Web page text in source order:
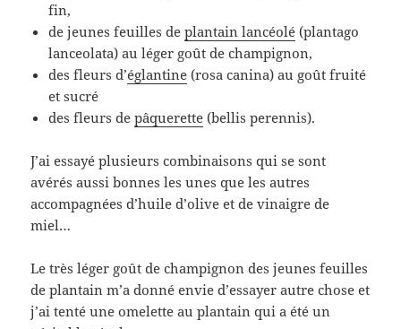
fin,
de jeunes feuilles deplantain lancéolé (plantago
lanceolata) au léger goût de champignon,
des fleurs d’églantine (rosa canina) au goût fruité
et sucré
des fleurs depâquerette (bellis perennis).
J’ai essayé plusieurs combinaisons qui se sont
avérés aussi bonnes les unes que les autres
accompagnées d’huile d’olive et de vinaigre de
miel…
Le très léger goût de champignon des jeunes feuilles
de plantain m’a donné envie d’essayer autre chose et
j’ai tenté une omelette au plantain qui a été un